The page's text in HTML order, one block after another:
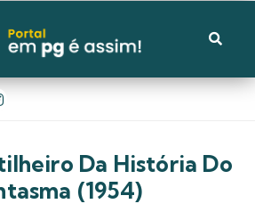
Da História Do
(1954)